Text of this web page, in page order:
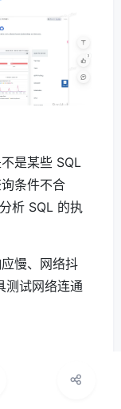
是某些 SQL
条件不合
析 SQL 的执
慢、网络抖
测试网络连通
渣逆袭在线